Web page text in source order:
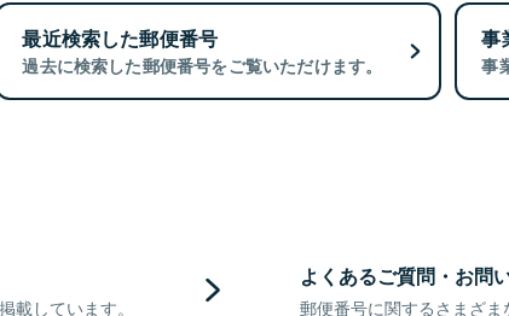
最近検索した郵便番号
過去に検索した郵便番号をご覧いただけます。
事
事
載しています。
よくあるご質問・お問
郵便番号に関するさまざま